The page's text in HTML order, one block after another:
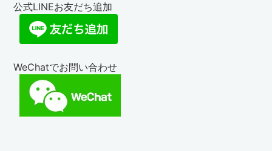
公式LINEお友だち追加
WeChatでお問い合わせ